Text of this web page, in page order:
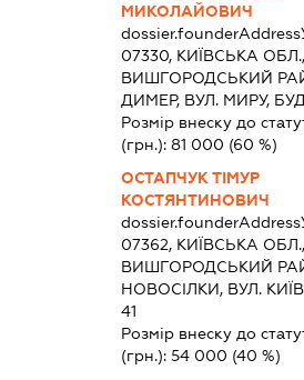
МИКОЛАЙОВИЧ
dossier.founderAddress
07330, КИЇВСЬКА ОБЛ.,
ВИШГОРОДСЬКИЙ
ДИМЕР, ВУЛ. МИРУ,
Розмір внеску до
(грн.):81 000 (60 %)
ОСТАПЧУК ТІМУР
КОСТЯНТИНОВИЧ
dossier.founderAddress
07362, КИЇВСЬКА ОБЛ.,
ВИШГОРОДСЬКИЙ
НОВОСІЛКИ, ВУЛ.
41
Розмір внеску до
(грн.):54 000 (40 %)